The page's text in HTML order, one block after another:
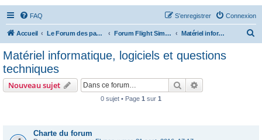
FAQ Connexion
S’enregistrer
Accueil Le Forum des passionnés d'aviation Forum Flight Simulator Matériel informatique, logiciels et questions techniques
Matériel informatique, logiciels et questions
techniques
Nouveau sujet Rechercher
0 sujet • Page 1 sur 1
Charte du forum